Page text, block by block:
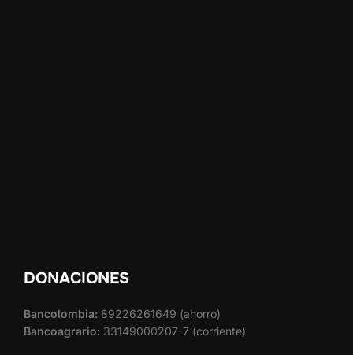
DONACIONES
Bancolombia: 89226261649 (ahorro)
Bancoagrario: 33149000207-7 (corriente)